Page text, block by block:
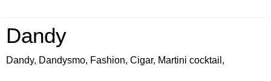
Dandy
Dandy, Dandysmo, Fashion, Cigar, Martini cocktail,